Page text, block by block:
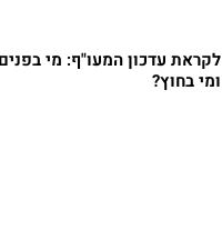
לקראת עדכון המעו"ף: מי בפנים
ומי בחוץ?